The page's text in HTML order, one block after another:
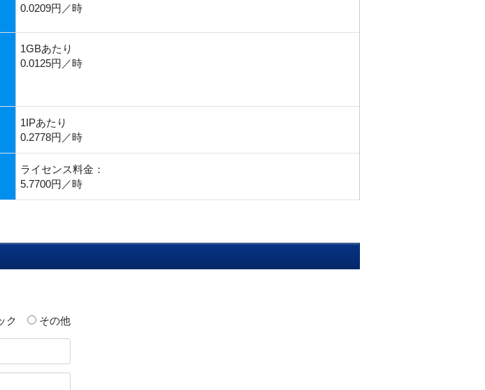
0.0209円／時
1GBあたり
0.0125円／時
1IPあたり
0.2778円／時
ライセンス料金：
5.7700円／時
ク その他